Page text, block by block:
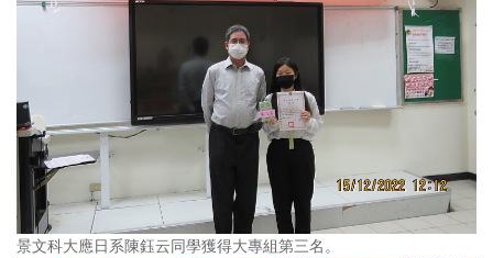
景文科大應日系陳鈺云同學獲得大專組第三名。